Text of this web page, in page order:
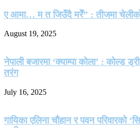
ए आमा… म त जिउँदै मरेँ” : तीजमा
August 19, 2025
नेपाली बजारमा ‘क्याम्पा कोला’ : कोल्ड
तरंग
July 16, 2025
गायिका एलिना चौहान र पवन परिवारको